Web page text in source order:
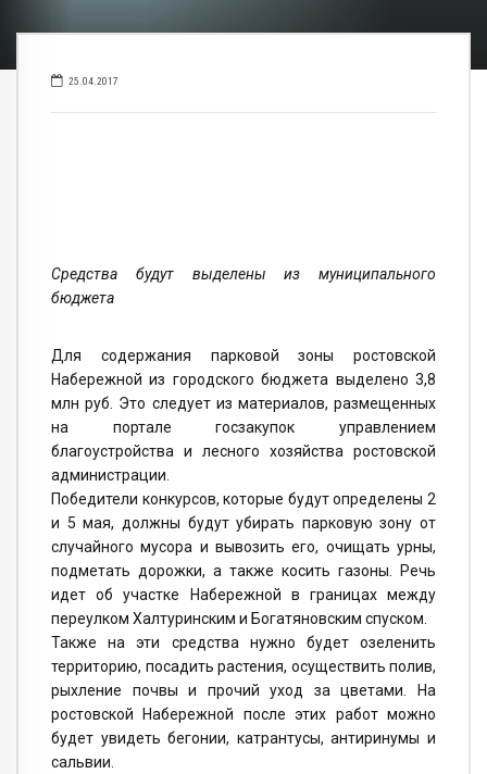
25.04.2017
Средства будут выделены из муниципального
бюджета
Для содержания парковой зоны ростовской
Набережной из городского бюджета выделено 3,8
млн руб. Это следует из материалов, размещенных
на портале госзакупок управлением
благоустройства и лесного хозяйства ростовской
администрации.
Победители конкурсов, которые будут определены 2
и 5 мая, должны будут убирать парковую зону от
случайного мусора и вывозить его, очищать урны,
подметать дорожки, а также косить газоны. Речь
идет об участке Набережной в границах между
переулком Халтуринским и Богатяновским спуском.
Также на эти средства нужно будет озеленить
территорию, посадить растения, осуществить полив,
рыхление почвы и прочий уход за цветами. На
ростовской Набережной после этих работ можно
будет увидеть бегонии, катрантусы, антиринумы и
сальвии.